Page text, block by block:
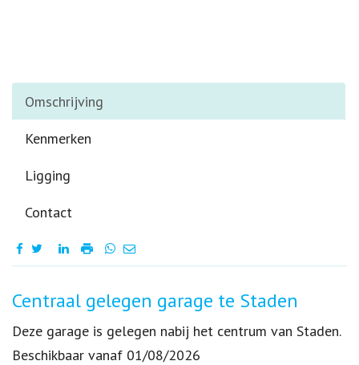
Omschrijving
Kenmerken
Ligging
Contact
Omschrijving
Centraal gelegen garage te Staden
Deze garage is gelegen nabij het centrum van Staden.
Beschikbaar vanaf 01/08/2026